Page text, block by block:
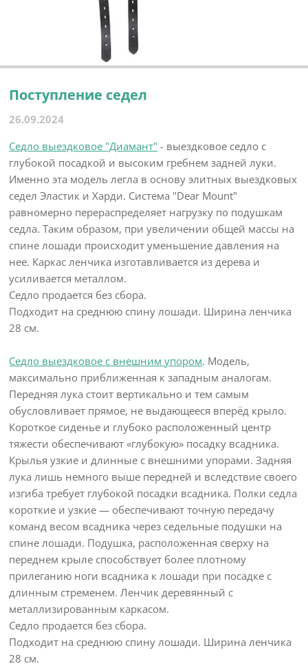
Поступление седел
26.09.2024
Седло выездковое "Диамант" - выездковое седло с
глубокой посадкой и высоким гребнем задней луки.
Именно эта модель легла в основу элитных выездковых
седел Эластик и Харди. Система "Dear Mount"
равномерно перераспределяет нагрузку по подушкам
седла. Таким образом, при увеличении общей массы на
спине лошади происходит уменьшение давления на
нее. Каркас ленчика изготавливается из дерева и
усиливается металлом.
Седло продается без сбора.
Подходит на среднюю спину лошади. Ширина ленчика
28 см.
Седло выездковое с внешним упором. Модель,
максимально приближенная к западным аналогам.
Передняя лука стоит вертикально и тем самым
обусловливает прямое, не выдающееся вперёд крыло.
Короткое сиденье и глубоко расположенный центр
тяжести обеспечивают «глубокую» посадку всадника.
Крылья узкие и длинные с внешними упорами. Задняя
лука лишь немного выше передней и вследствие своего
изгиба требует глубокой посадки всадника. Полки седла
короткие и узкие — обеспечивают точную передачу
команд весом всадника через седельные подушки на
спине лошади. Подушка, расположенная сверху на
переднем крыле способствует более плотному
прилеганию ноги всадника к лошади при посадке с
длинным стременем. Ленчик деревянный с
металлизированным каркасом.
Седло продается без сбора.
Подходит на среднюю спину лошади. Ширина ленчика
28 см.